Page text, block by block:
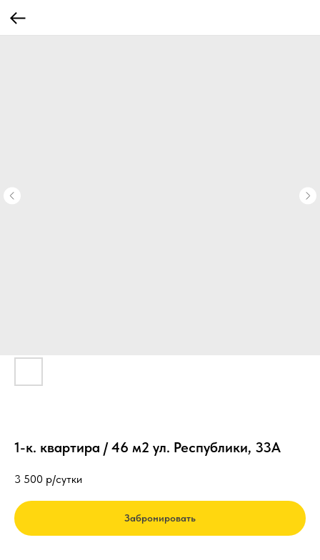
1-к. квартира / 46 м2 ул. Республики, 33А
3 500 р/сутки
Забронировать